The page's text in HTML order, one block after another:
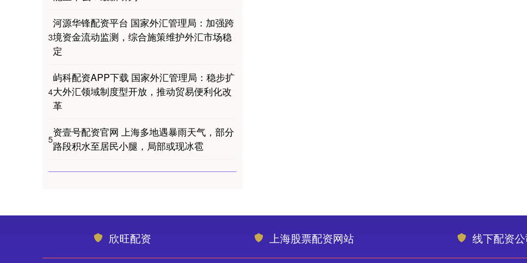
3
河源华锋配资平台 国家外汇管理局：加强跨
境资金流动监测，综合施策维护外汇市场稳
定
4
屿科配资APP下载 国家外汇管理局：稳步扩
大外汇领域制度型开放，推动贸易便利化改
革
5
资壹号配资官网 上海多地遇暴雨天气，部分
路段积水至居民小腿，局部或现冰雹
欣旺配资 上海股票配资网站 线下配资公